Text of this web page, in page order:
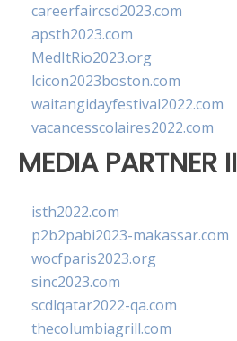
careerfaircsd2023.com
apsth2023.com
MedItRio2023.org
lcicon2023boston.com
waitangidayfestival2022.com
vacancesscolaires2022.com
MEDIA PARTNER II
isth2022.com
p2b2pabi2023-makassar.com
wocfparis2023.org
sinc2023.com
scdlqatar2022-qa.com
thecolumbiagrill.com